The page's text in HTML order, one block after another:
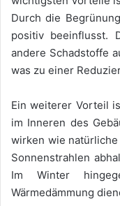
Durch die
positiv beeinflusst.
andere Schadstoffe
was zu einer
Ein weiterer Vorteil
im Inneren des
wirken wie natürliche
Sonnenstrahlen
Im Winter
Wärmedämmung